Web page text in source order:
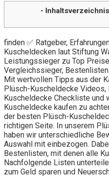
-
finden ✅ Ratgeber,
Kuscheldecken laut Stiftung
Leistungssieger zu Top
Vergleichssieger,
Mit wertvollen Tipps aus der
Plüsch-Kuscheldecke Videos,
Kuscheldecke Checkliste und
Kuscheldecke kaufen zu
der besten Plüsch-
richtigen Seite. In unserem
haben wir unterschiedliche
Auswahl mit einbezogen.
Bestenlisten, mit denen alle
Nachfolgende Listen
zum Geld sparen und